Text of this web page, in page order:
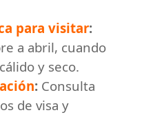
para visitar:
a abril, cuando
y seco.
: Consulta
de visa y